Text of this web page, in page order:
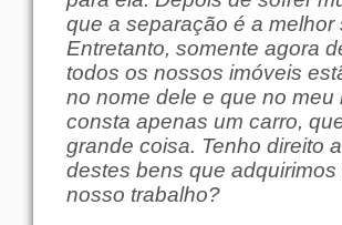
que a separação é a melhor
Entretanto, somente agora
todos os nossos imóveis
no nome dele e que no meu
consta apenas um carro,
grande coisa. Tenho direito
destes bens que adquirimos
nosso trabalho?